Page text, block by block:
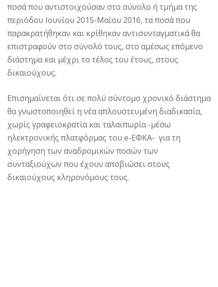
ποσά που αντιστοιχούσαν στο σύνολο ή τμήμα της
περιόδου Ιουνίου 2015-Μαίου 2016, τα ποσά που
παρακρατήθηκαν και κρίθηκαν αντισυνταγματικά θα
επιστραφούν στο σύνολό τους, στο αμέσως επόμενο
διάστημα και μέχρι το τέλος του έτους, στους
δικαιούχους.
Επισημαίνεται ότι σε πολύ σύντομο χρονικό διάστημα
θα γνωστοποιηθεί η νέα απλουστευμένη διαδικασία,
χωρίς γραφειοκρατία και ταλαιπωρία -μέσω
ηλεκτρονικής πλατφόρμας του e-ΕΦΚΑ- για τη
χορήγηση των αναδρομικών ποσών των
συνταξιούχων που έχουν αποβιώσει στους
δικαιούχους κληρονόμους τους.